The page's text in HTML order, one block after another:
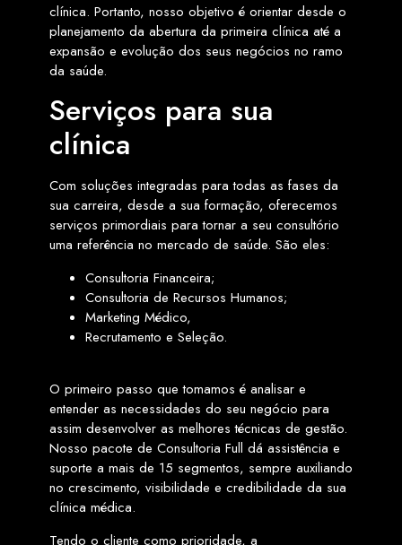
clínica. Portanto, nosso objetivo é orientar desde o
planejamento da abertura da primeira clínica até a
expansão e evolução dos seus negócios no ramo
da saúde.
Serviços para sua
clínica
Com soluções integradas para todas as fases da
sua carreira, desde a sua formação, oferecemos
serviços primordiais para tornar a seu consultório
uma referência no mercado de saúde. São eles:
Consultoria Financeira;
Consultoria de Recursos Humanos;
Marketing Médico,
Recrutamento e Seleção.
O primeiro passo que tomamos é analisar e
entender as necessidades do seu negócio para
assim desenvolver as melhores técnicas de gestão.
Nosso pacote de Consultoria Full dá assistência e
suporte a mais de 15 segmentos, sempre auxiliando
no crescimento, visibilidade e credibilidade da sua
clínica médica.
Tendo o cliente como prioridade, a